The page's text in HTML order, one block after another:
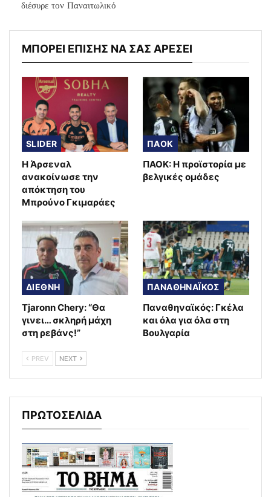
διέσυρε τον Παναιτωλικό
ΜΠΟΡΕΙ ΕΠΙΣΗΣ ΝΑ ΣΑΣ ΑΡΕΣΕΙ
SLIDER
Η Άρσεναλ
ανακοίνωσε την
απόκτηση του
Μπρούνο Γκιμαράες
ΠΑΟΚ
ΠΑΟΚ: Η προϊστορία με
βελγικές ομάδες
ΔΙΕΘΝΗ
Tjaronn Chery: “Θα
γινει… σκληρή μάχη
στη ρεβάνς!”
ΠΑΝΑΘΗΝΑΪΚΟΣ
Παναθηναϊκός: Γκέλα
και όλα για όλα στη
Βουλγαρία
PREV NEXT
ΠΡΩΤΟΣΕΛΙΔΑ